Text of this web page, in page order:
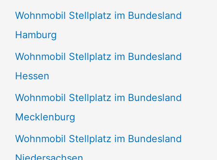
Wohnmobil Stellplatz im Bundesland
Hamburg
Wohnmobil Stellplatz im Bundesland
Hessen
Wohnmobil Stellplatz im Bundesland
Mecklenburg
Wohnmobil Stellplatz im Bundesland